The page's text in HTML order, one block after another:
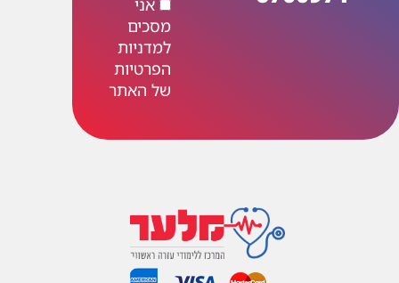
אני
מסכים
למדניות
הפרטיות
של האתר